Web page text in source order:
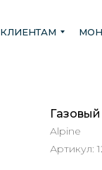
КЛИЕНТАМ
Alpine
Артикул: